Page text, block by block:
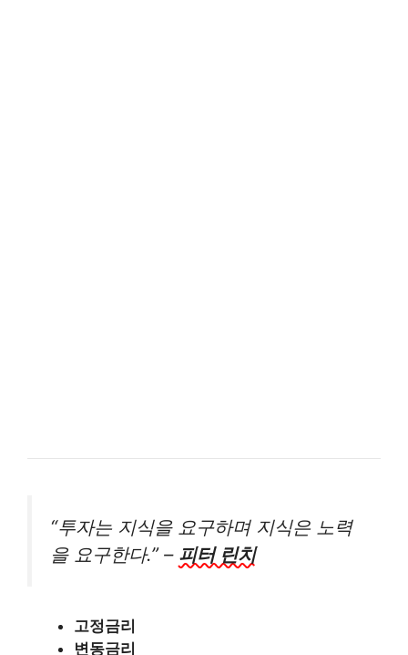
“투자는 지식을 요구하며 지식은 노력
을 요구한다.” – 피터 린치
고정금리
변동금리